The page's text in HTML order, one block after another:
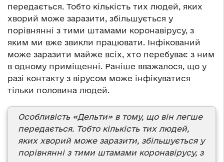
передається. Тобто кількість тих людей, яких
хворий може заразити, збільшується у
порівнянні з тими штамами коронавірусу, з
яким ми вже звикли працювати. Інфікований
може заразити майже всіх, хто перебуває з ним
в одному приміщенні. Раніше вважалося, що у
разі контакту з вірусом може інфікуватися
тільки половина людей.
Особливість «Дельти» в тому, що він легше
передається. Тобто кількість тих людей,
яких хворий може заразити, збільшується у
порівнянні з тими штамами коронавірусу, з